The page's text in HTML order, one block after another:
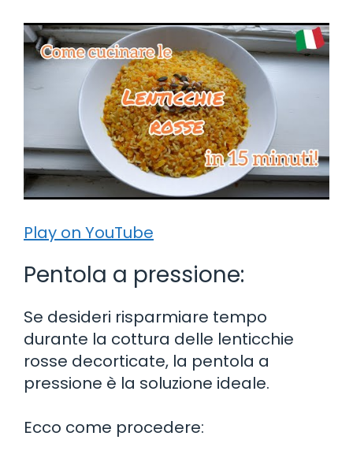
Play on YouTube
Pentola a pressione:
Se desideri risparmiare tempo
durante la cottura delle lenticchie
rosse decorticate, la pentola a
pressione è la soluzione ideale.
Ecco come procedere: